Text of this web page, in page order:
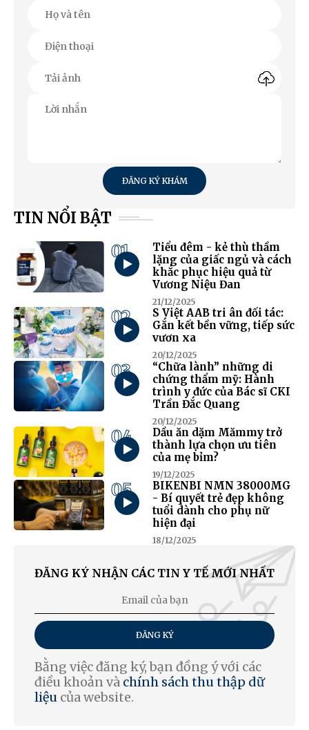
ĐĂNG KÝ KHÁM
TIN NỔI BẬT
01
Tiểu đêm - kẻ thù thầm
lặng của giấc ngủ và cách
khắc phục hiệu quả từ
Vương Niệu Đan
21/12/2025
02
S Việt AAB tri ân đối tác:
Gắn kết bền vững, tiếp sức
vươn xa
20/12/2025
03
“Chữa lành” những di
chứng thẩm mỹ: Hành
trình y đức của Bác sĩ CKI
Trần Đắc Quang
20/12/2025
04
Dầu ăn dặm Mămmy trở
thành lựa chọn ưu tiên
của mẹ bỉm?
19/12/2025
05
BIKENBI NMN 38000MG
- Bí quyết trẻ đẹp không
tuổi dành cho phụ nữ
hiện đại
18/12/2025
ĐĂNG KÝ NHẬN CÁC TIN Y TẾ MỚI NHẤT
ĐĂNG KÝ
Bằng việc đăng ký, bạn đồng ý với các
điều khoản và chính sách thu thập dữ
liệu của website.